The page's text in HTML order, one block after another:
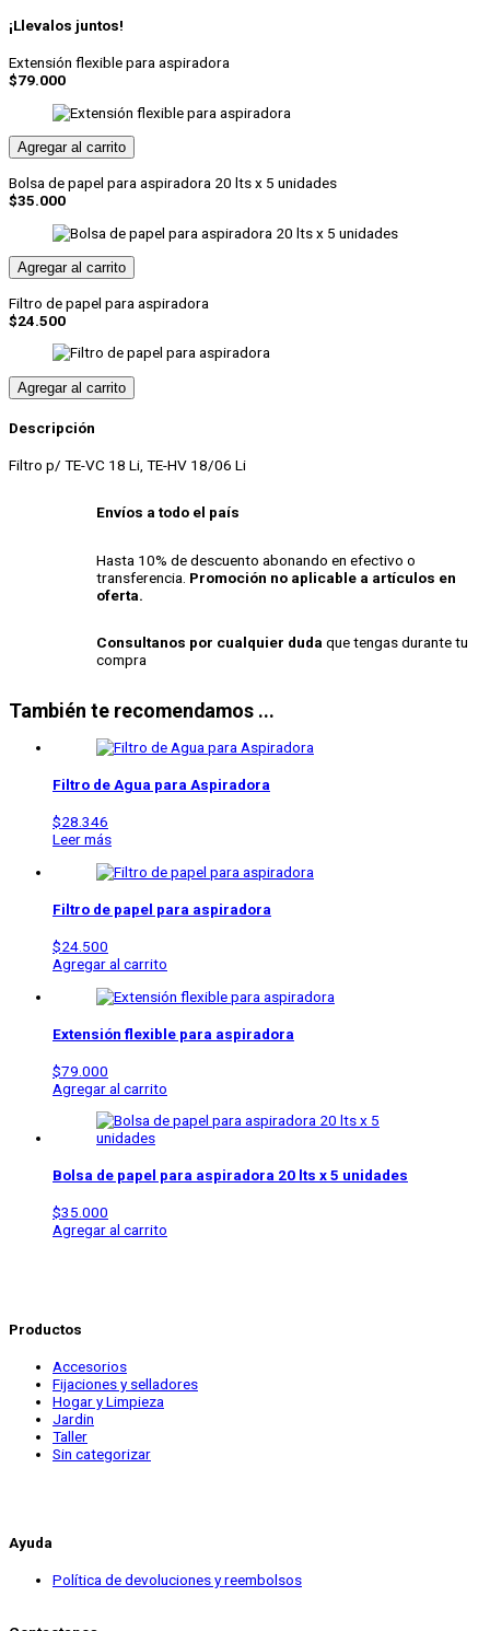
aspiradoras
mano
con
piezas)
cantidad
¡Llevalos juntos!
Extensión flexible para aspiradora
$79.000
Agregar al carrito
Bolsa de papel para aspiradora 20 lts x 5 unidades
$35.000
Agregar al carrito
Filtro de papel para aspiradora
$24.500
Agregar al carrito
Descripción
Filtro p/ TE-VC 18 Li, TE-HV 18/06 Li
Envíos a todo el país
Hasta 10% de descuento abonando en efectivo o
transferencia. Promoción no aplicable a artículos en
oferta.
Consultanos por cualquier duda que tengas durante tu
compra
También te recomendamos ...
Filtro de Agua para Aspiradora
$28.346
Leer más
Filtro de papel para aspiradora
$24.500
Agregar al carrito
Extensión flexible para aspiradora
$79.000
Agregar al carrito
Bolsa de papel para aspiradora 20 lts x 5 unidades
$35.000
Agregar al carrito
Productos
Accesorios
Fijaciones y selladores
Hogar y Limpieza
Jardin
Taller
Sin categorizar
Ayuda
Política de devoluciones y reembolsos